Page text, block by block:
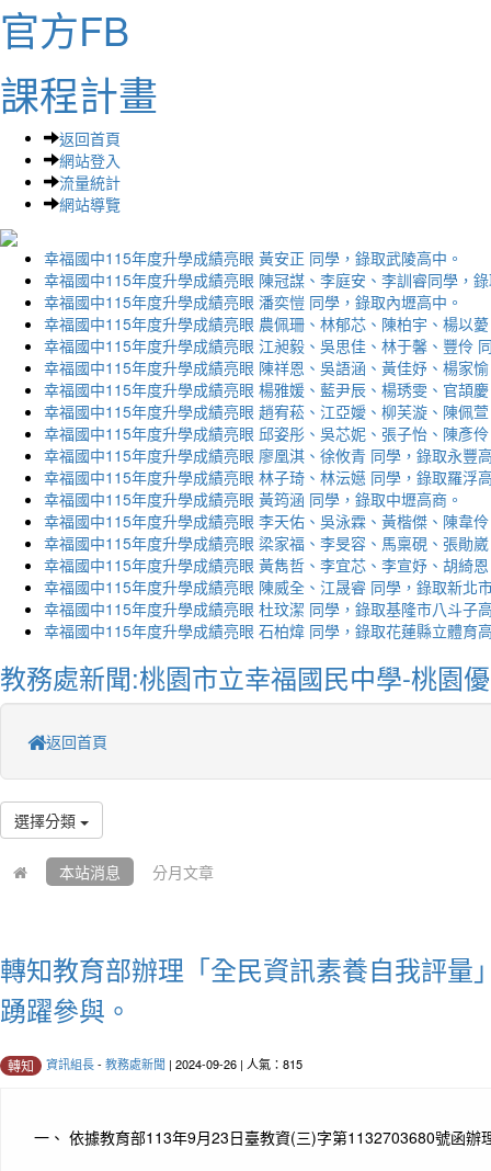
官方FB
課程計畫
返回首頁
網站登入
流量統計
網站導覽
幸福國中115年度升學成績亮眼 黃安正 同學，錄取武陵高中。
幸福國中115年度升學成績亮眼 陳冠謀、李庭安、李訓睿同學，
幸福國中115年度升學成績亮眼 潘奕愷 同學，錄取內壢高中。
幸福國中115年度升學成績亮眼 農佩珊、林郁芯、陳柏宇、楊以
幸福國中115年度升學成績亮眼 江昶毅、吳思佳、林于馨、豐伶
幸福國中115年度升學成績亮眼 陳祥恩、吳語涵、黃佳妤、楊家
幸福國中115年度升學成績亮眼 楊雅媛、藍尹辰、楊琇雯、官頡
幸福國中115年度升學成績亮眼 趙宥菘、江亞嬡、柳芙漩、陳佩
幸福國中115年度升學成績亮眼 邱姿彤、吳芯妮、張子怡、陳彥
幸福國中115年度升學成績亮眼 廖凰淇、徐攸青 同學，錄取永豐
幸福國中115年度升學成績亮眼 林子琦、林沄嬨 同學，錄取羅浮
幸福國中115年度升學成績亮眼 黃筠涵 同學，錄取中壢高商。
幸福國中115年度升學成績亮眼 李天佑、吳泳霖、黃楷傑、陳韋
幸福國中115年度升學成績亮眼 梁家福、李旻容、馬稟硯、張勛
幸福國中115年度升學成績亮眼 黃雋哲、李宜芯、李宣妤、胡綺
幸福國中115年度升學成績亮眼 陳威全、江晟睿 同學，錄取新北
幸福國中115年度升學成績亮眼 杜玟潔 同學，錄取基隆市八斗子
幸福國中115年度升學成績亮眼 石柏煒 同學，錄取花蓮縣立體育
教務處新聞:桃園市立幸福國民中學-桃園
返回首頁
選擇分類
本站消息 分月文章
轉知教育部辦理「全民資訊素養自我評量
踴躍參與。
轉知 資訊組長- 教務處新聞 | 2024-09-26 | 人氣：815
一、 依據教育部113年9月23日臺教資(三)字第1132703680號函辦